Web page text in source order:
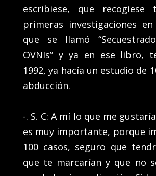
escribiese, que recogiese
primeras investigaciones
que se llamó
OVNIs” y ya en ese libro,
1992, ya hacía un estudio de
abducción.
-. S. C: A mí lo que me
es muy importante, porque
100 casos, seguro que
que te marcarían y que no